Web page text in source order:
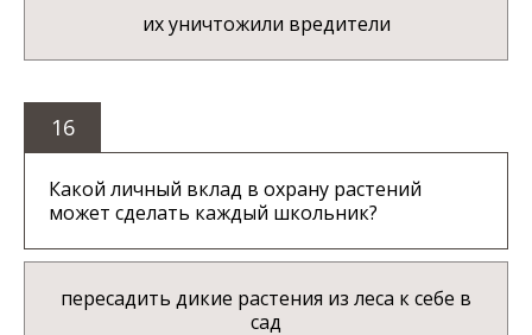
их уничтожили вредители
16
Какой личный вклад в охрану растений
может сделать каждый школьник?
пересадить дикие растения из леса к себе в
сад